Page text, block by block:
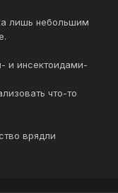
лишь небольшим
и инсектоидами-
что-то
врядли